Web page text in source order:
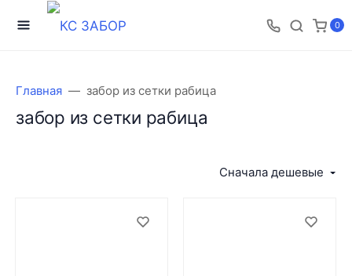
0
Главная забор из сетки рабица
забор из сетки рабица
Сначала дешевые